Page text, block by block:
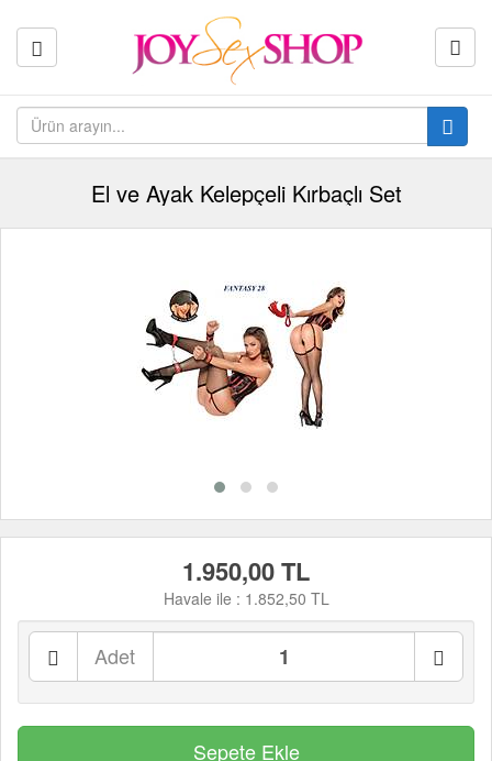
El ve Ayak Kelepçeli Kırbaçlı Set
1.950,00 TL
Havale ile : 1.852,50 TL
Adet